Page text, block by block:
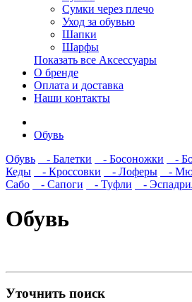
Сумки через плечо
Уход за обувью
Шапки
Шарфы
Показать все Аксессуары
О бренде
Оплата и доставка
Наши контакты
Обувь
Обувь
- Балетки - Босоножки -
Кеды
- Кроссовки - Лоферы -
Сабо
- Сапоги - Туфли -
Обувь
Уточнить поиск